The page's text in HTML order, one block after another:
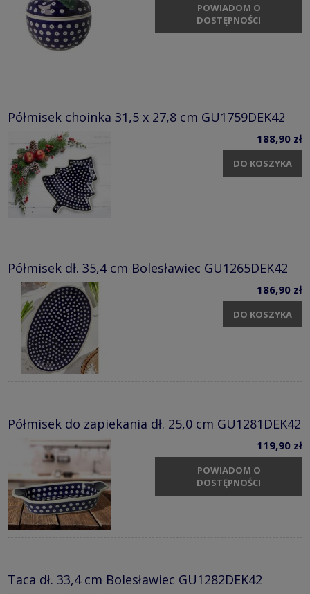
POWIADOM O
DOSTĘPNOŚCI
Półmisek choinka 31,5 x 27,8 cm GU1759DEK42
188,90 zł
DO KOSZYKA
Półmisek dł. 35,4 cm Bolesławiec GU1265DEK42
186,90 zł
DO KOSZYKA
Półmisek do zapiekania dł. 25,0 cm GU1281DEK42
119,90 zł
POWIADOM O
DOSTĘPNOŚCI
Taca dł. 33,4 cm Bolesławiec GU1282DEK42